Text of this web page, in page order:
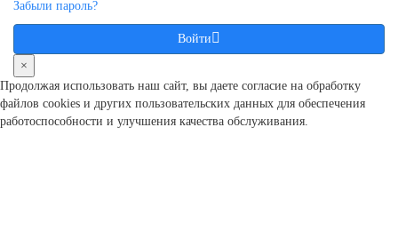
Забыли пароль?
Войти
×
Продолжая использовать наш сайт, вы даете согласие на обработку
файлов cookies и других пользовательcких данных для обеспечения
работоспособности и улучшения качества обслуживания.